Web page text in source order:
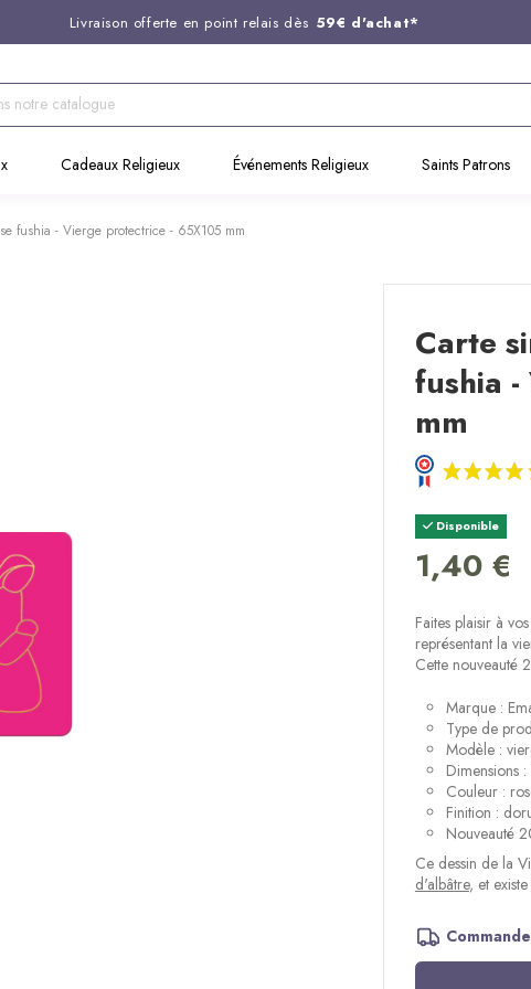
Livraison offerte en point relais dès 59€ d'achat*
Support client disponible au
Commandez avant 14H, expédition le jour même !
Cadeaux Religieux Événements Religieux Saints Patrons
fushia - Vierge protectrice - 65X105 mm
Carte
fushia
mm
Disponible
1,40 €
Faites plaisir à
représentant la
Cette nouveauté
Marque :
Type de
Modèle :
Dimensions
Couleur :
Finition :
Nouveauté
Ce dessin de la
d'albâtre, et